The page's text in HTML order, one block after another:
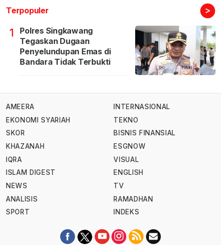
Terpopuler >
1
Polres Singkawang
Tegaskan Dugaan
Penyelundupan Emas di
Bandara Tidak Terbukti
AMEERA
EKONOMI SYARIAH
SKOR
KHAZANAH
IQRA
ISLAM DIGEST
NEWS
ANALISIS
SPORT
INTERNASIONAL
TEKNO
BISNIS FINANSIAL
ESGNOW
VISUAL
ENGLISH
TV
RAMADHAN
INDEKS